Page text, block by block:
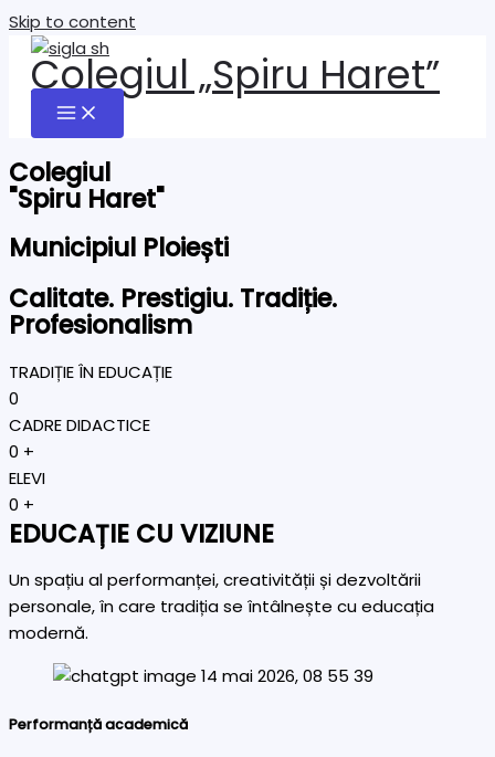
Skip to content
Colegiul „Spiru Haret”
Colegiul
"Spiru Haret"
Municipiul Ploiești
Calitate. Prestigiu. Tradiție.
Profesionalism
TRADIȚIE ÎN EDUCAȚIE
0
CADRE DIDACTICE
0 +
ELEVI
0 +
EDUCAȚIE CU VIZIUNE
Un spațiu al performanței, creativității și dezvoltării
personale, în care tradiția se întâlnește cu educația
modernă.
Performanță academică